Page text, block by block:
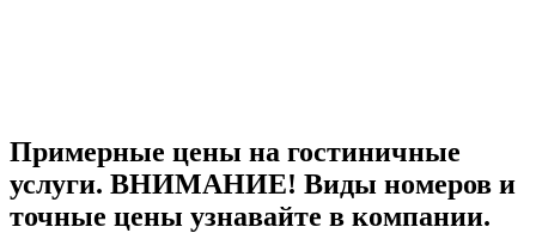
Примерные цены на гостиничные
услуги. ВНИМАНИЕ! Виды номеров и
точные цены узнавайте в компании.